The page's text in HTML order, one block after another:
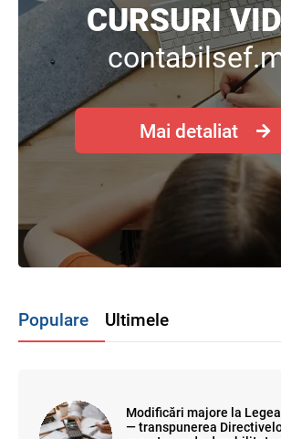
CURSURI
Mai detaliat
Populare Ultimele
Modificări majore la
— transpunerea